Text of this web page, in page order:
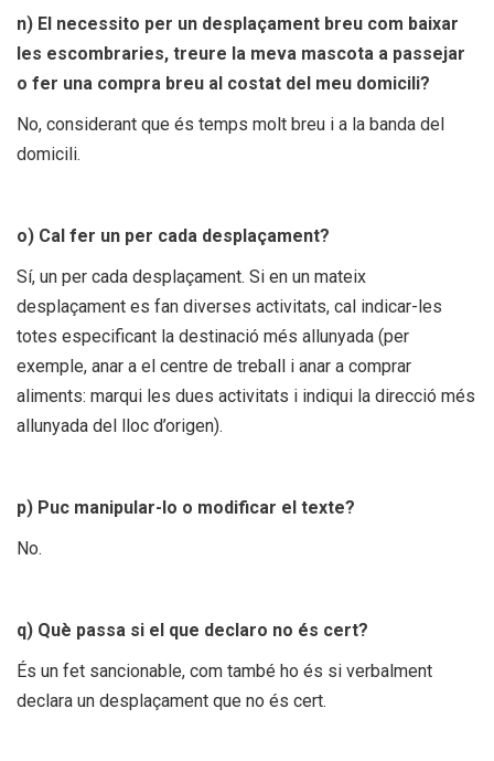
n) El necessito per un desplaçament breu com baixar
les escombraries, treure la meva mascota a passejar
o fer una compra breu al costat del meu domicili?
No, considerant que és temps molt breu i a la banda del
domicili.
o) Cal fer un per cada desplaçament?
Sí, un per cada desplaçament. Si en un mateix
desplaçament es fan diverses activitats, cal indicar-les
totes especificant la destinació més allunyada (per
exemple, anar a el centre de treball i anar a comprar
aliments: marqui les dues activitats i indiqui la direcció més
allunyada del lloc d’origen).
p) Puc manipular-lo o modificar el texte?
No.
q) Què passa si el que declaro no és cert?
És un fet sancionable, com també ho és si verbalment
declara un desplaçament que no és cert.